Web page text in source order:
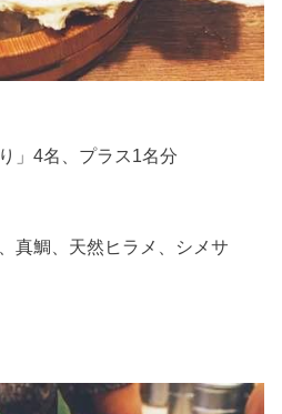
」4名、プラス1名分
真鯛、天然ヒラメ、シメサ